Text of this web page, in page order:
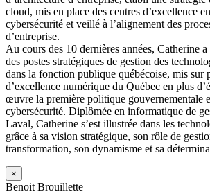
cloud, mis en place des centres d’excellence
cybersécurité et veillé à l’alignement des
d’entreprise.
Au cours des 10 dernières années, Catherine
des postes stratégiques de gestion des
dans la fonction publique québécoise, mis sur
d’excellence numérique du Québec en plus
œuvre la première politique gouvernementale
cybersécurité. Diplômée en informatique de
Laval, Catherine s’est illustrée dans les
grâce à sa vision stratégique, son rôle de
transformation, son dynamisme et sa
×
Benoit Brouillette